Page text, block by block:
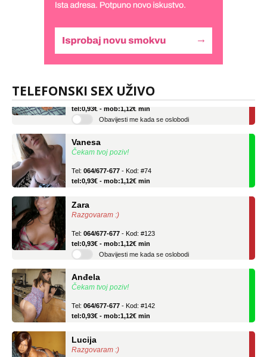
TELEFONSKI SEX UŽIVO
Lucija
Tel: 064/677-677- Kod: #136
Obavijesti me kada se oslobodi
Vanesa
Čekam tvoj poziv!
Zara
Razgovaram :)
Obavijesti me kada se oslobodi
Anđela
Čekam tvoj poziv!
Lucija
Razgovaram :)